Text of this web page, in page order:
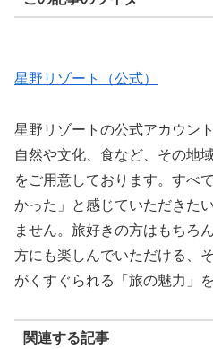
星野リゾート（公式）
星野リゾートの公式アカウン
自然や文化、食など、その地
をご用意しております。すべ
かった」と感じていただきた
ません。旅好きの方はもちろ
方にも楽しんでいただける、
がくすぐられる「旅の魅力」
関連する記事